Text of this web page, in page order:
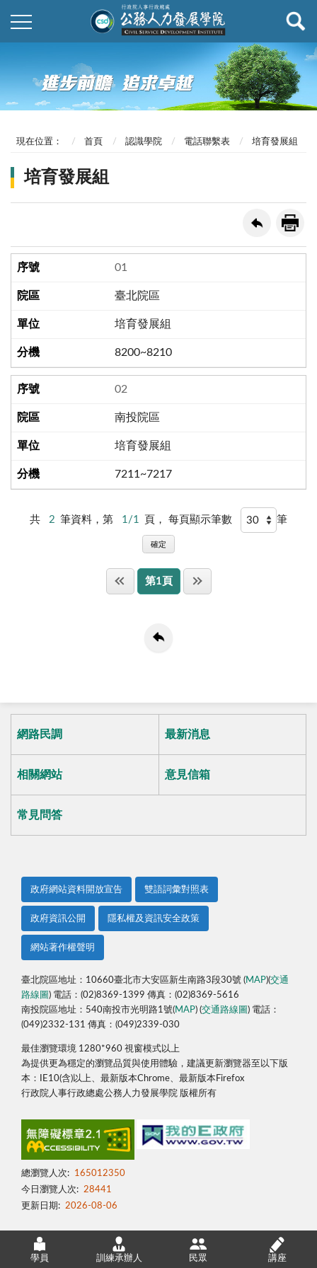
現在位置： 首頁 認識學院 電話聯繫表 培育發展組
培育發展組
01
臺北院區
培育發展組
8200~8210
02
南投院區
培育發展組
7211~7217
共 2 筆資料，第 1/1 頁， 每頁顯示筆數 筆
確定
第1頁
學員 訓練承辦人 民眾 講座
網路民調 最新消息
相關網站 意見信箱
常見問答
政府網站資料開放宣告 雙語詞彙對照表
政府資訊公開 隱私權及資訊安全政策
網站著作權聲明
臺北院區地址：10660臺北市大安區新生南路3段30號 (MAP)(交通
路線圖 ) 電話：(02)8369-1399 傳真：(02)8369-5616
南投院區地址：540南投市光明路1號(MAP) (交通路線圖 ) 電話：
(049)2332-131 傳真：(049)2339-030
最佳瀏覽環境 1280*960 視窗模式以上
為提供更為穩定的瀏覽品質與使用體驗，建議更新瀏覽器至以下版
本：IE10(含)以上、最新版本Chrome、最新版本Firefox
行政院人事行政總處公務人力發展學院 版權所有
總瀏覽人次:
165012350
今日瀏覽人次: 28441
更新日期: 2026-08-06